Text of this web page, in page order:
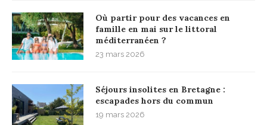
Où partir pour des vacances en
famille en mai sur le littoral
méditerranéen ?
23 mars 2026
Séjours insolites en Bretagne :
escapades hors du commun
19 mars 2026